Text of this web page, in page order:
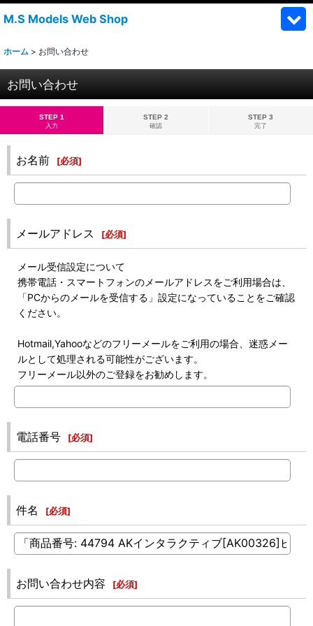
M.S Models Web Shop
ホーム > お問い合わせ
お問い合わせ
STEP 1
入力
STEP 2
確認
STEP 3
完了
お名前 [必須]
メールアドレス [必須]
メール受信設定について
携帯電話・スマートフォンのメールアドレスをご利用場合は、
「PCからのメールを受信する」設定になっていることをご確認
ください。
Hotmail,Yahooなどのフリーメールをご利用の場合、迷惑メー
ルとして処理される可能性がございます。
フリーメール以外のご登録をお勧めします。
電話番号 [必須]
件名 [必須]
お問い合わせ内容 [必須]